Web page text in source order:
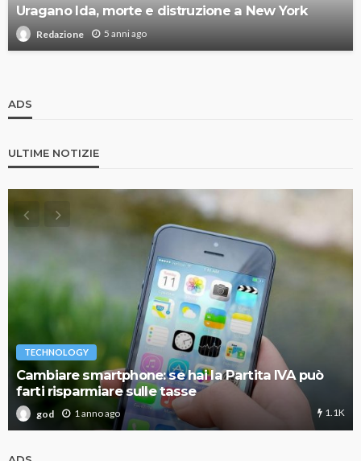
Uragano Ida, morte e distruzione a New York
Redazione 5 anni ago
ADS
ULTIME NOTIZIE
TECHNOLOGY
Cambiare smartphone: se hai la Partita IVA può
farti risparmiare sulle tasse
god 1 anno ago 1.1K